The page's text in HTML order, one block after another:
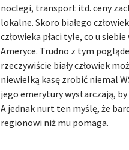
noclegi, transport itd. ceny
lokalne. Skoro białego
człowieka płaci tyle, co u
Ameryce. Trudno z tym
rzeczywiście biały człowiek
niewielką kasę zrobić niemal
jego emerytury wystarczają,
A jednak nurt ten myślę, że
regionowi niż mu pomaga.